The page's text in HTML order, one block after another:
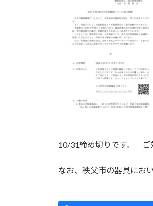
10/31締め切りです。 ご
なお、秩父市の器具に